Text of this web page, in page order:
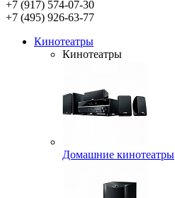
+7 (917) 574-07-30
+7 (495) 926-63-77
Кинотеатры
Кинотеатры
Домашние кинотеатры